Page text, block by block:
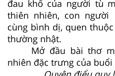
đau khổ của người tù
thiên nhiên, con
cùng bình dị, quen
thường nhật.
Mở đầu bài thơ
nhiên đặc trưng của buổi